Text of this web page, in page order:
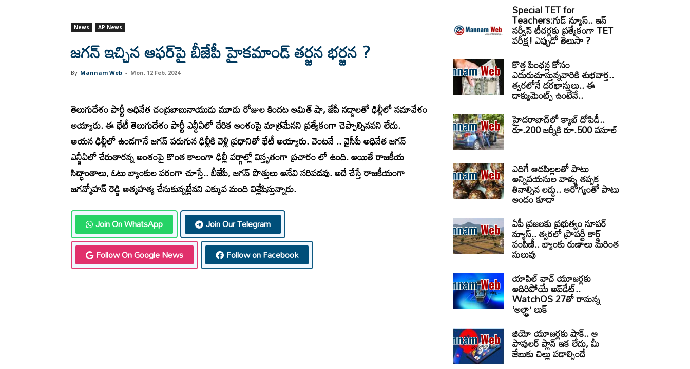
News AP News
జగన్ ఇచ్చిన ఆఫర్‌పై బీజేపీ హైకమాండ్ తర్జన భర్జన ?
By Mannam Web - Mon, 12 Feb, 2024
తెలుగుదేశం పార్టీ అధినేత చంద్రబాబునాయుడు మూడు రోజుల కిందట అమిత్ షా, జేపీ నడ్డాలతో ఢిల్లీలో సమావేశం
అయ్యారు. ఈ భేటీ తెలుగుదేశం పార్టీ ఎన్డీఏలో చేరిక అంశంపై మాత్రమేనని ప్రత్యేకంగా చెప్పాల్సినపని లేదు.
ఆయన ఢిల్లీలో ఉండగానే జగన్ పరుగున ఢిల్లీకి వెళ్లి ప్రధానితో భేటీ అయ్యారు. వెంటనే .. వైసీపీ అధినేత జగన్
ఎన్డీఏలో చేరుతారన్న అంశంపై కొంత కాలంగా ఢిల్లీ వర్గాల్లో విస్తృతంగా ప్రచారం లో ఉంది. అయితే రాజకీయ
సిద్ధాంతాలు, ఓటు బ్యాంకుల పరంగా చూస్తే.. బీజేపీ, జగన్ పొత్తులు అనేవి సరిపడవు. అదే చేస్తే రాజకీయంగా
జగన్మోహన్ రెడ్డి ఆత్మహత్య చేసుకున్నట్లేనని ఎక్కువ మంది విశ్లేషిస్తున్నారు.
Join On WhatsApp
Join Our Telegram
Follow On Google News
Follow on Facebook
Special TET for
Teachers:గుడ్ న్యూస్.. ఇన్
సర్వీస్ టీచర్లకు ప్రత్యేకంగా TET
పరీక్ష! ఎప్పుడో తెలుసా ?
కొత్త పింఛన్ల కోసం
ఎదురుచూస్తున్నవారికి శుభవార్త..
త్వరలోనే దరఖాస్తులు.. ఈ
డాక్యుమెంట్స్ ఉంటేనే..
హైదరాబాద్‌లో క్యాబ్‌ దోపిడీ..
రూ.200 జర్నీకి రూ.500 వసూల్
ఎదిగే ఆడపిల్లలతో పాటు
అన్నివయసుల వాళ్ళు తప్పక
తినాల్సిన లడ్డు.. ఆరోగ్యంతో పాటు
అందం కూడా
ఏపీ ప్రజలకు ప్రభుత్వం సూపర్
న్యూస్.. త్వరలో ప్రాపర్టీ కార్డ్
పంపిణీ.. బ్యాంకు రుణాలు మరింత
సులువు
యాపిల్ వాచ్ యూజర్లకు
అదిరిపోయే అప్‌డేట్..
WatchOS 27తో రానున్న
‘అల్ట్రా’ లుక్
జియో యూజర్లకు షాక్.. ఆ
పాపులర్ ప్లాన్ ఇక లేదు, మీ
జేబుకు చిల్లు పడాల్సిందే